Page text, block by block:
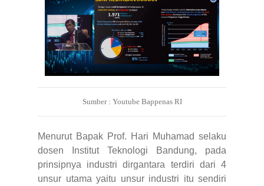
Sumber : Youtube Bappenas RI
Menurut Bapak Prof. Hari Muhamad selaku
dosen Institut Teknologi Bandung, pada
prinsipnya industri dirgantara terdiri dari 4
unsur utama yaitu unsur industri itu sendiri